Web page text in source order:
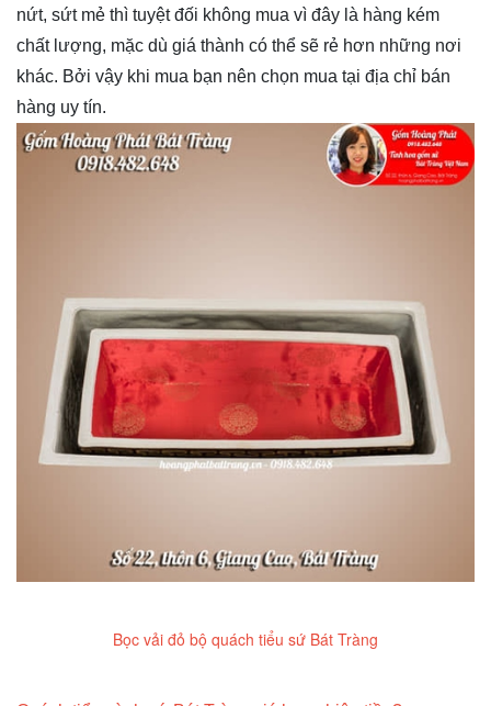
nứt, sứt mẻ thì tuyệt đối không mua vì đây là hàng kém
chất lượng, mặc dù giá thành có thể sẽ rẻ hơn những nơi
khác. Bởi vậy khi mua bạn nên chọn mua tại địa chỉ bán
hàng uy tín.
Bọc vải đỏ bộ quách tiểu sứ Bát Tràng